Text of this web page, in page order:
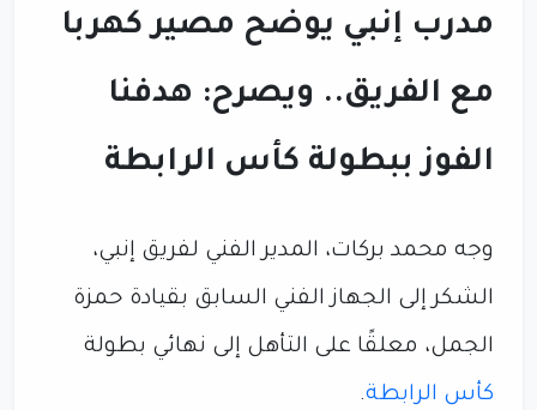
مدرب إنبي يوضح مصير كهربا
مع الفريق.. ويصرح: هدفنا
الفوز ببطولة كأس الرابطة
وجه محمد بركات، المدير الفني لفريق إنبي،
الشكر إلى الجهاز الفني السابق بقيادة حمزة
الجمل، معلقًا على التأهل إلى نهائي بطولة
كأس الرابطة.